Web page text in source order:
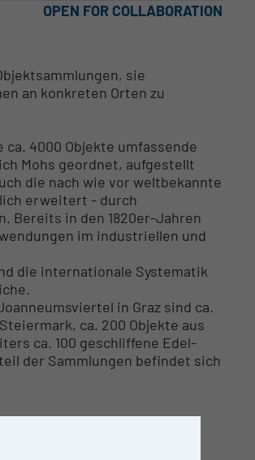
OPEN FOR COLLABORATION
sie
an konkreten Orten zu
ca. 4000 Objekte umfassende
Mohs geordnet, aufgestellt
die nach wie vor weltbekannte
erweitert - durch
Bereits in den 1820er-Jahren
im industriellen und
die internationale Systematik
in Graz sind ca.
ca. 200 Objekte aus
ca. 100 geschliffene Edel-
der Sammlungen befindet sich